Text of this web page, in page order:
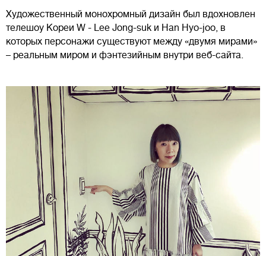
Художественный монохромный дизайн был вдохновлен
телешоу Кореи W - Lee Jong-suk и Han Hyo-joo, в
которых персонажи существуют между «двумя мирами»
– реальным миром и фэнтезийным внутри веб-сайта.